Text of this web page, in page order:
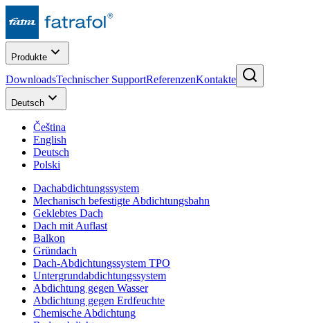
Produkte
DownloadsTechnischer SupportReferenzenKontakte
Deutsch
Čeština
English
Deutsch
Polski
Dachabdichtungssystem
Mechanisch befestigte Abdichtungsbahn
Geklebtes Dach
Dach mit Auflast
Balkon
Gründach
Dach-Abdichtungssystem TPO
Untergrundabdichtungssystem
Abdichtung gegen Wasser
Abdichtung gegen Erdfeuchte
Chemische Abdichtung